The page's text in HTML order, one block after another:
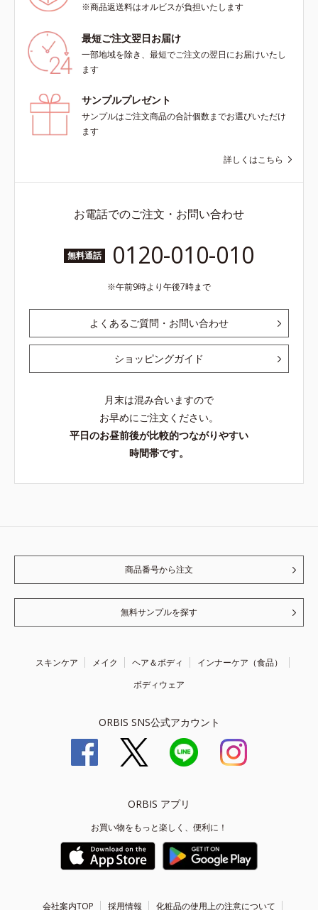
※商品返送料はオルビスが負担いたします
最短ご注文翌日お届け
一部地域を除き、最短でご注文の翌日にお届けいたし
ます
サンプルプレゼント
サンプルはご注文商品の合計個数までお選びいただけ
ます
詳しくはこちら
お電話でのご注文・お問い合わせ
無料通話 0120-010-010
午前9時より午後7時まで
よくあるご質問・お問い合わせ
ショッピングガイド
月末は混み合いますので
お早めにご注文ください。
平日のお昼前後が比較的つながりやすい
時間帯です。
商品番号から注文
無料サンプルを探す
スキンケア メイク ヘア＆ボディ
インナーケア（食品）
ボディウェア
ORBIS SNS公式アカウント
ORBIS アプリ
お買い物をもっと楽しく、便利に！
会社案内TOP 採用情報 化粧品の使用上の注意について